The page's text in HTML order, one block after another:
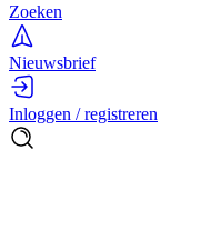
Zoeken
Nieuwsbrief
Inloggen / registreren